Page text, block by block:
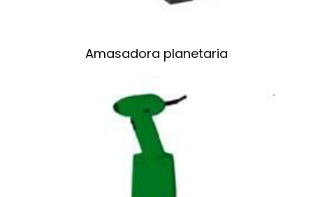
Amasadora planetaria